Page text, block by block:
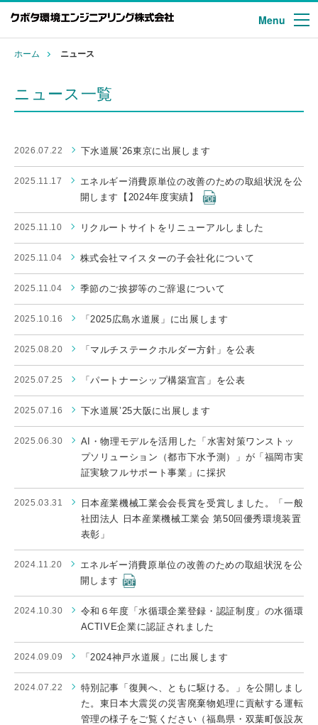
Menu
ホーム ニュース
ニュース一覧
2026.07.22 下水道展’26東京に出展します
2025.11.17
エネルギー消費原単位の改善のための取組状況を公
開します【2024年度実績】
2025.11.10 リクルートサイトをリニューアルしました
2025.11.04 株式会社マイスターの子会社化について
2025.11.04 季節のご挨拶等のご辞退について
2025.10.16 「2025広島水道展」に出展します
2025.08.20 「マルチステークホルダー方針」を公表
2025.07.25 「パートナーシップ構築宣言」を公表
2025.07.16 下水道展’25大阪に出展します
2025.06.30
AI・物理モデルを活用した「水害対策ワンストッ
プソリューション（都市下水予測）」が「福岡市実
証実験フルサポート事業」に採択
2025.03.31
日本産業機械工業会会長賞を受賞しました。「一般
社団法人 日本産業機械工業会 第50回優秀環境装置
表彰」
2024.11.20
エネルギー消費原単位の改善のための取組状況を公
開します
2024.10.30
令和６年度「水循環企業登録・認証制度」の水循環
ACTIVE企業に認証されました
2024.09.09 「2024神戸水道展」に出展します
2024.07.22
特別記事「復興へ、ともに駆ける。」を公開しまし
た。東日本大震災の災害廃棄物処理に貢献する運転
管理の様子をご覧ください（福島県・双葉町仮設灰